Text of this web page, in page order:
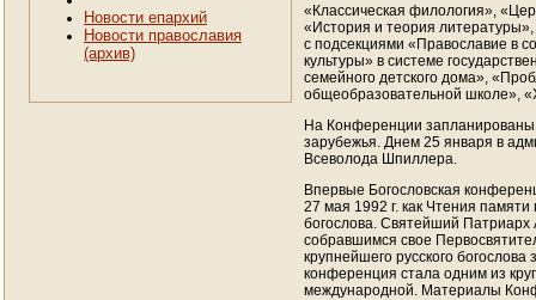
Новости епархий
Новости православия
(архив)
«Классическая филология»,
«История и теория
с подсекциями «Православие в
культуры» в системе
семейного детского дома»,
общеобразовательной школе»,
На Конференции запланированы
зарубежья. Днем 25 января в
Всеволода Шпиллера.
Впервые Богословская
27 мая 1992 г. как Чтения
богослова. Святейший Патриарх
собравшимся свое
крупнейшего русского
конференция стала одним из
международной. Материалы